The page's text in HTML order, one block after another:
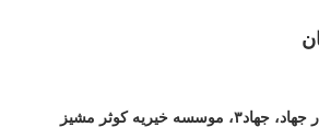
موسسه خیریه کوثر مشیز